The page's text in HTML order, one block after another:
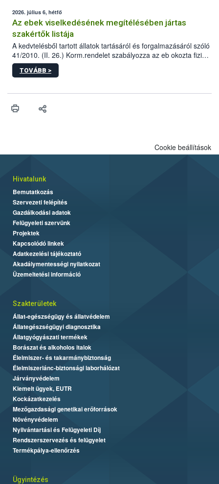
2026. július 6, hétfő
Az ebek viselkedésének megítélésében jártas
szakértők listája
A kedvtelésből tartott állatok tartásáról és forgalmazásáról szóló
41/2010. (II. 26.) Korm.rendelet szabályozza az eb okozta fizikai
sérülés, illetve ennek veszélye keletkezésekor felmerülő
hatósági feladatokat, valamint a veszélyes eb tartását és annak
vonni az ebek viselkedésének megítélésében jártas szakértőt.
TOVÁBB >
Cookie beállítások
Hivatalunk
Bemutatkozás
Szervezeti felépítés
Gazdálkodási adatok
Felügyeleti szervünk
Projektek
Kapcsolódó linkek
Adatkezelési tájékoztató
Akadálymentességi nyilatkozat
Üzemeltetési információ
Szakterületek
Állat-egészségügy és állatvédelem
Állategészségügyi diagnosztika
Állatgyógyászati termékek
Borászat és alkoholos italok
Élelmiszer- és takarmánybiztonság
Élelmiszerlánc-biztonsági laborhálózat
Járványvédelem
Kiemelt ügyek, EUTR
Kockázatkezelés
Mezőgazdasági genetikai erőforrások
Növényvédelem
Nyilvántartási és Felügyeleti Díj
Rendszerszervezés és felügyelet
Termékpálya-ellenőrzés
Ügyintézés